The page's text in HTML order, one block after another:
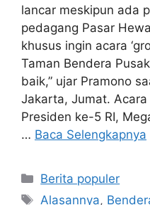
lancar meskipun ada
pedagang Pasar
khusus ingin acara
Taman Bendera
baik,” ujar Pramono
Jakarta, Jumat.
Presiden ke-5 RI,
… Baca Selengkapnya
Kategori
Berita populer
Tag
Alasannya,